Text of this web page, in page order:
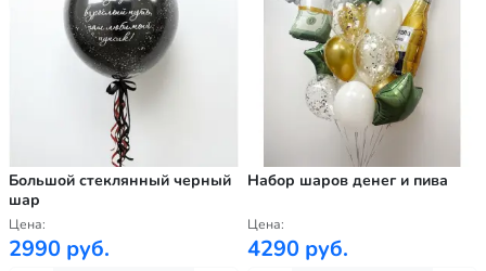
Большой стеклянный черный
шар
Цена:
2990 руб.
Набор шаров денег и пива
Цена:
4290 руб.